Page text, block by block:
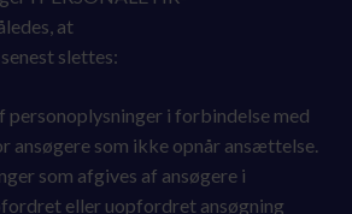
at
slettes:
i forbindelse med
ansøgere som ikke opnår ansættelse.
som afgives af ansøgere i
eller uopfordret ansøgning